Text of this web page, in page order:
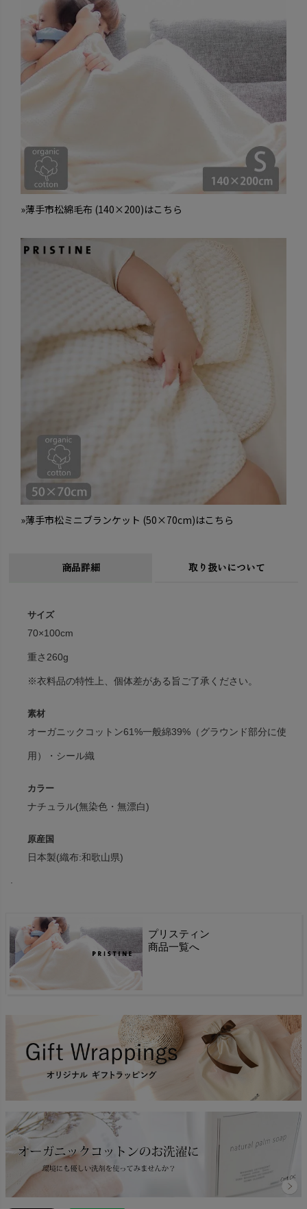
»薄手市松綿毛布 (140×200)はこちら
»薄手市松ミニブランケット (50×70cm)はこちら
商品詳細 取り扱いについて
サイズ
70×100cm
重さ260g
※衣料品の特性上、個体差がある旨ご了承ください。
素材
オーガニックコットン61%一般綿39%（グラウンド部分に使
用）・シール織
カラー
ナチュラル(無染色・無漂白)
原産国
日本製(織布:和歌山県)
プリスティン
商品一覧へ